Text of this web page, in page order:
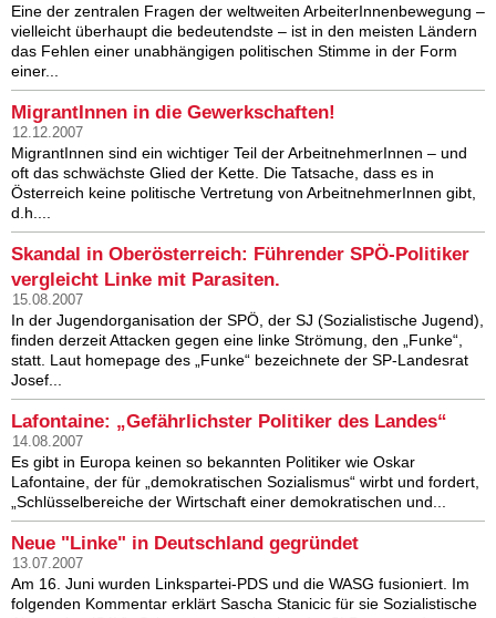
Eine der zentralen Fragen der weltweiten ArbeiterInnenbewegung –
vielleicht überhaupt die bedeutendste – ist in den meisten Ländern
das Fehlen einer unabhängigen politischen Stimme in der Form
einer...
MigrantInnen in die Gewerkschaften!
12.12.2007
MigrantInnen sind ein wichtiger Teil der ArbeitnehmerInnen – und
oft das schwächste Glied der Kette. Die Tatsache, dass es in
Österreich keine politische Vertretung von ArbeitnehmerInnen gibt,
d.h....
Skandal in Oberösterreich: Führender SPÖ-Politiker
vergleicht Linke mit Parasiten.
15.08.2007
In der Jugendorganisation der SPÖ, der SJ (Sozialistische Jugend),
finden derzeit Attacken gegen eine linke Strömung, den „Funke“,
statt. Laut homepage des „Funke“ bezeichnete der SP-Landesrat
Josef...
Lafontaine: „Gefährlichster Politiker des Landes“
14.08.2007
Es gibt in Europa keinen so bekannten Politiker wie Oskar
Lafontaine, der für „demokratischen Sozialismus“ wirbt und fordert,
„Schlüsselbereiche der Wirtschaft einer demokratischen und...
Neue "Linke" in Deutschland gegründet
13.07.2007
Am 16. Juni wurden Linkspartei-PDS und die WASG fusioniert. Im
folgenden Kommentar erklärt Sascha Stanicic für sie Sozialistische